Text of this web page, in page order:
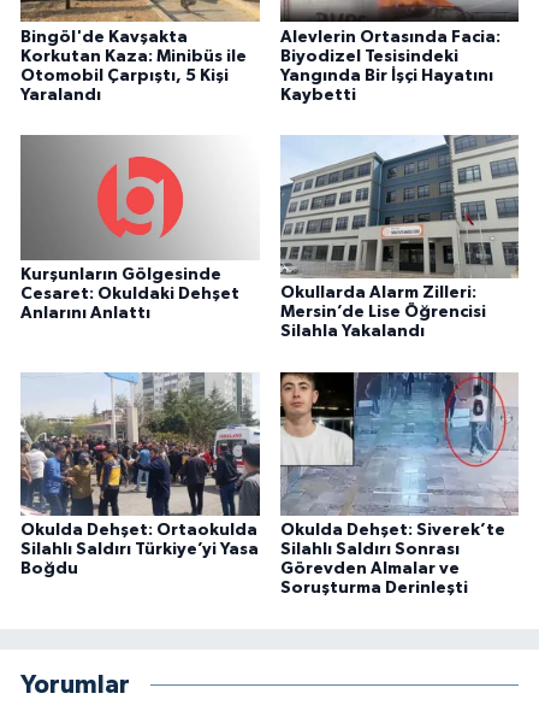
Bingöl'de Kavşakta
Korkutan Kaza: Minibüs ile
Otomobil Çarpıştı, 5 Kişi
Yaralandı
Alevlerin Ortasında Facia:
Biyodizel Tesisindeki
Yangında Bir İşçi Hayatını
Kaybetti
Kurşunların Gölgesinde
Cesaret: Okuldaki Dehşet
Anlarını Anlattı
Okullarda Alarm Zilleri:
Mersin’de Lise Öğrencisi
Silahla Yakalandı
Okulda Dehşet: Ortaokulda
Silahlı Saldırı Türkiye’yi Yasa
Boğdu
Okulda Dehşet: Siverek’te
Silahlı Saldırı Sonrası
Görevden Almalar ve
Soruşturma Derinleşti
Yorumlar